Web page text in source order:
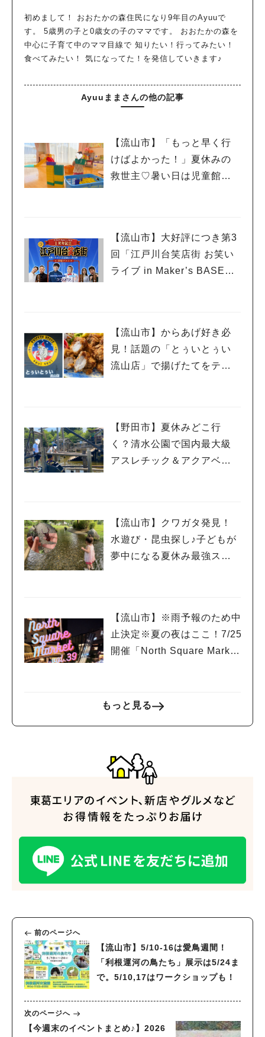
初めまして！ おおたかの森住民になり9年目のAyuuで
す。 5歳男の子と0歳女の子のママです。 おおたかの森を
中心に子育て中のママ目線で 知りたい！行ってみたい！
食べてみたい！ 気になってた！を発信していきます♪
Ayuuままさんの他の記事
【流山市】「もっと早く行
けばよかった！」夏休みの
救世主♡暑い日は児童館へ！
【流山市】大好評につき第3
回「江戸川台笑店街 お笑い
ライブ in Maker’s BASE」
【流山市】からあげ好き必
見！話題の「とぅいとぅい
流山店」で揚げたてをテイ
【野田市】夏休みどこ行
く？清水公園で国内最大級
アスレチック＆アクアベン
【流山市】クワガタ発見！
水遊び・昆虫探し♪子どもが
夢中になる夏休み最強スポ
【流山市】※雨予報のため中
止決定※夏の夜はここ！7/25
開催「North Square Marke
もっと見る
前のページへ
【流山市】5/10-16は愛鳥週間！
「利根運河の鳥たち」展示は5/24ま
で。5/10,17はワークショップも！
次のページへ
【今週末のイベントまとめ♪】2026
人気のキーワード
#ラーメン#ショッピング#カフェ #スイーツ #パン #カレー#柏駅
#イベント#公園#教えたい／教えて投稿記事
#教えたい/こんなの見つけた